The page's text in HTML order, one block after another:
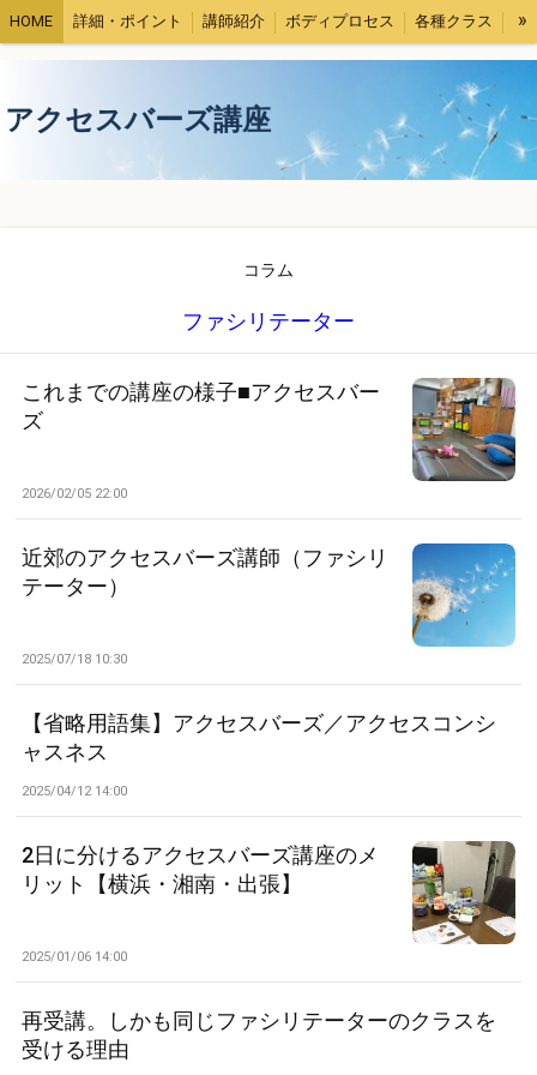
HOME 詳細・ポイント 講師紹介 ボディプロセス 各種クラス
受講者さまの声 コラム
»
アクセスバーズ講座
コラム
ファシリテーター
これまでの講座の様子■アクセスバー
ズ
2026/02/05 22:00
近郊のアクセスバーズ講師（ファシリ
テーター）
2025/07/18 10:30
【省略用語集】アクセスバーズ／アクセスコンシ
ャスネス
2025/04/12 14:00
2日に分けるアクセスバーズ講座のメ
リット【横浜・湘南・出張】
2025/01/06 14:00
再受講。しかも同じファシリテーターのクラスを
受ける理由